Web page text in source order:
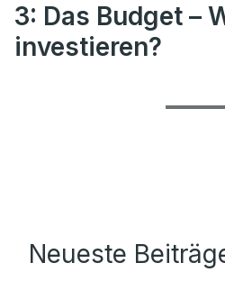
3: Das Budget –
investieren?
Neueste